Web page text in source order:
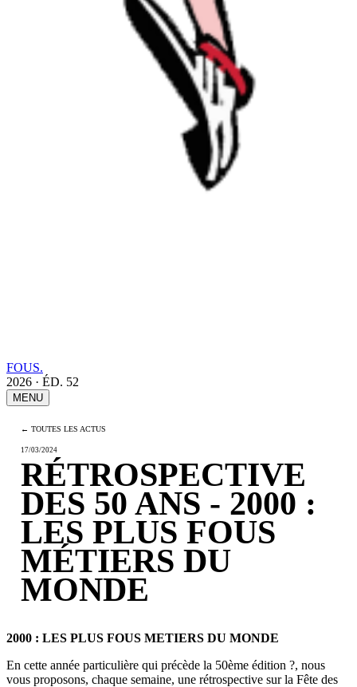
FOUS.
2026 · ÉD. 52
MENU
← TOUTES LES ACTUS
17/03/2024
RÉTROSPECTIVE
DES 50 ANS - 2000 :
LES PLUS FOUS
MÉTIERS DU
MONDE
2000 : LES PLUS FOUS METIERS DU MONDE
En cette année particulière qui précède la 50ème édition ?, nous
vous proposons, chaque semaine, une rétrospective sur la Fête des